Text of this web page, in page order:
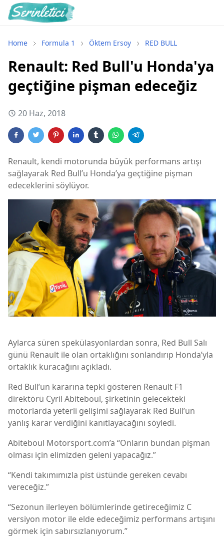
Home Formula 1 Öktem Ersoy RED BULL
Renault: Red Bull'u Honda'ya
geçtiğine pişman edeceğiz
20 Haz, 2018
Renault, kendi motorunda büyük performans artışı
sağlayarak Red Bull’u Honda’ya geçtiğine pişman
edeceklerini söylüyor.
Aylarca süren spekülasyonlardan sonra, Red Bull Salı
günü Renault ile olan ortaklığını sonlandırıp Honda’yla
ortaklık kuracağını açıkladı.
Red Bull’un kararına tepki gösteren Renault F1
direktörü Cyril Abiteboul, şirketinin gelecekteki
motorlarda yeterli gelişimi sağlayarak Red Bull’un
yanlış karar verdiğini kanıtlayacağını söyledi.
Abiteboul Motorsport.com’a “Onların bundan pişman
olması için elimizden geleni yapacağız.”
“Kendi takımımızla pist üstünde gereken cevabı
vereceğiz.”
“Sezonun ilerleyen bölümlerinde getireceğimiz C
versiyon motor ile elde edeceğimiz performans artışını
görmek için sabırsızlanıyorum.”